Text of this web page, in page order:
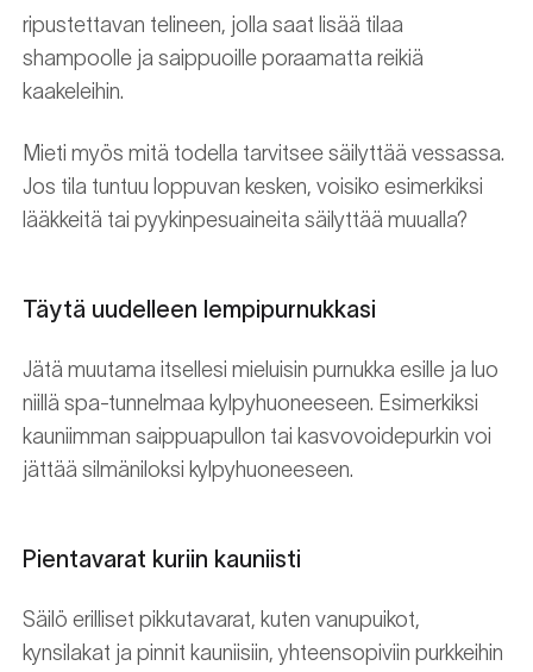
ripustettavan telineen, jolla saat lisää tilaa
shampoolle ja saippuoille poraamatta reikiä
kaakeleihin.
Mieti myös mitä todella tarvitsee säilyttää vessassa.
Jos tila tuntuu loppuvan kesken, voisiko esimerkiksi
lääkkeitä tai pyykinpesuaineita säilyttää muualla?
Täytä uudelleen lempipurnukkasi
Jätä muutama itsellesi mieluisin purnukka esille ja luo
niillä spa-tunnelmaa kylpyhuoneeseen. Esimerkiksi
kauniimman saippuapullon tai kasvovoidepurkin voi
jättää silmäniloksi kylpyhuoneeseen.
Pientavarat kuriin kauniisti
Säilö erilliset pikkutavarat, kuten vanupuikot,
kynsilakat ja pinnit kauniisiin, yhteensopiviin purkkeihin